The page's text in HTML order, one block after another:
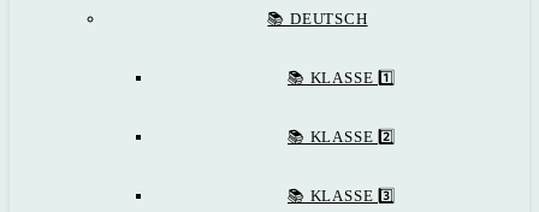
📚 DEUTSCH
📚 KLASSE 1️⃣
📚 KLASSE 2️⃣
📚 KLASSE 3️⃣